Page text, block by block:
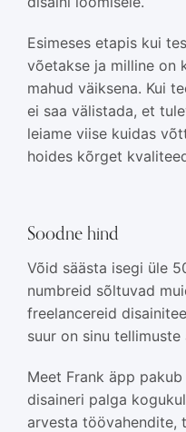
Esimeses etapis kui
võetakse ja milline on
mahud väiksena. Kui
ei saa välistada, et
leiame viise kuidas
hoides kõrget
Soodne hind
Võid säästa isegi üle
numbreid sõltuvad
freelancereid
suur on sinu tellimuste
Meet Frank äpp
disaineri palga
arvesta töövahendite,